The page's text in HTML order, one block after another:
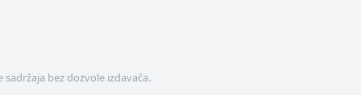
bez dozvole izdavača.